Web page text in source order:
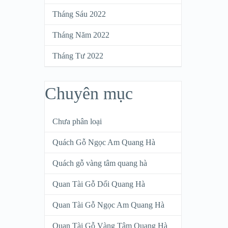
Tháng Sáu 2022
Tháng Năm 2022
Tháng Tư 2022
Chuyên mục
Chưa phân loại
Quách Gỗ Ngọc Am Quang Hà
Quách gỗ vàng tâm quang hà
Quan Tài Gỗ Dổi Quang Hà
Quan Tài Gỗ Ngọc Am Quang Hà
Quan Tài Gỗ Vàng Tâm Quang Hà